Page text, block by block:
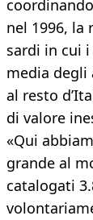
nel 1996, la
sardi in cui i
media degli
al resto
di valore
«Qui
grande al
catalogati